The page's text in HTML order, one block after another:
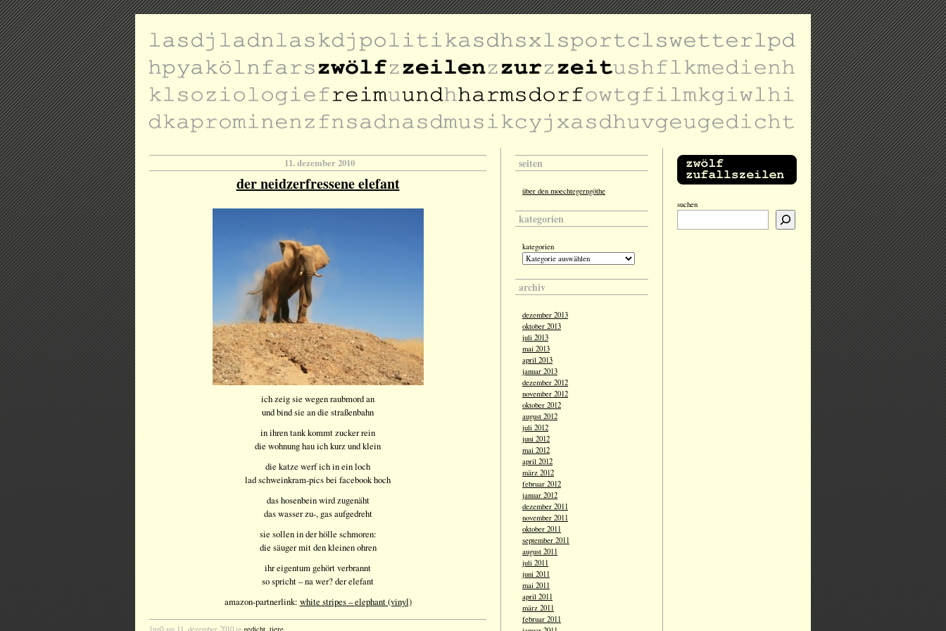
11. dezember 2010
der neidzerfressene elefant
ich zeig sie wegen raubmord an
und bind sie an die straßenbahn
in ihren tank kommt zucker rein
die wohnung hau ich kurz und klein
die katze werf ich in ein loch
lad schweinkram-pics bei facebook hoch
das hosenbein wird zugenäht
das wasser zu-, gas aufgedreht
sie sollen in der hölle schmoren:
die säuger mit den kleinen ohren
ihr eigentum gehört verbrannt
so spricht – na wer? der elefant
amazon-partnerlink: white stripes – elephant (vinyl)
1ng0 am 11. dezember 2010 in gedicht tiere
seiten
über den moechtegerngöthe
kategorien
kategorien
archiv
dezember 2013
oktober 2013
juli 2013
mai 2013
april 2013
januar 2013
dezember 2012
november 2012
oktober 2012
august 2012
juli 2012
juni 2012
mai 2012
april 2012
märz 2012
februar 2012
januar 2012
dezember 2011
november 2011
oktober 2011
september 2011
august 2011
juli 2011
juni 2011
mai 2011
april 2011
märz 2011
februar 2011
suchen